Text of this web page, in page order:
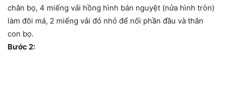
chân bọ, 4 miếng vải hồng hình bán nguyệt (nửa hình tròn)
làm đôi má, 2 miếng vải đỏ nhỏ để nối phần đầu và thân
con bọ.
Bước 2: